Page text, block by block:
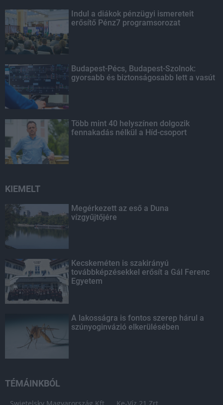
Indul a diákok pénzügyi ismereteit
erősítő Pénz7 programsorozat
Budapest-Pécs, Budapest-Szolnok:
gyorsabb és biztonságosabb lett a vasút
Több mint 40 helyszínen dolgozik
fennakadás nélkül a Híd-csoport
KIEMELT
Megérkezett az eső a Duna
vízgyűjtőjére
Kecskeméten is szakirányú
továbbképzésekkel erősít a Gál Ferenc
Egyetem
A lakosságra is fontos szerep hárul a
szúnyoginvázió elkerülésében
TÉMÁINKBÓL